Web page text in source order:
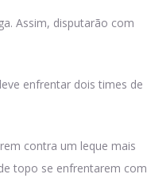
Assim, disputarão com
enfrentar dois times de
contra um leque mais
topo se enfrentarem com